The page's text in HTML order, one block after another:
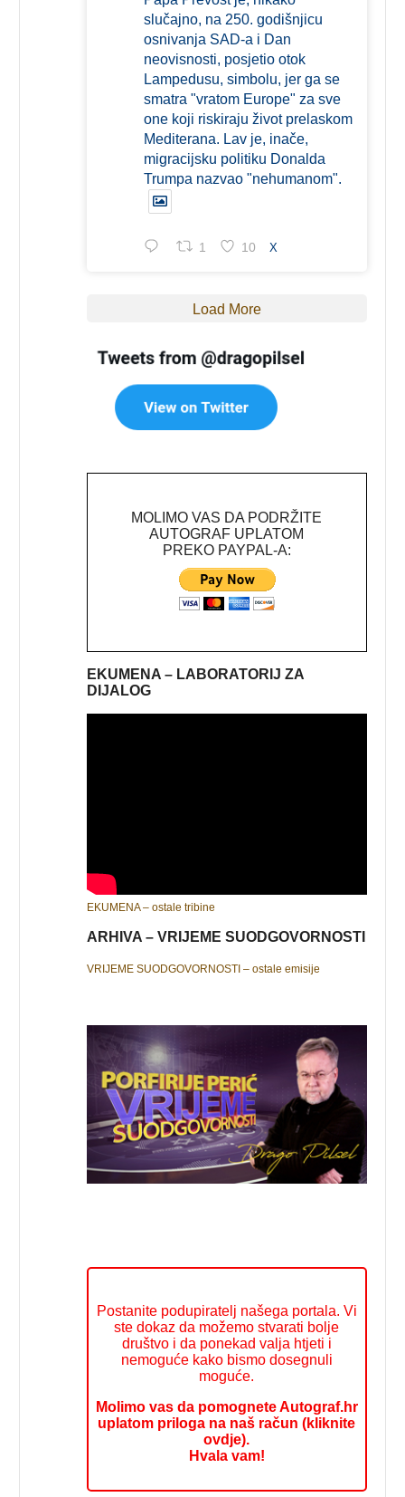
slučajno, na 250. godišnjicu
osnivanja SAD-a i Dan
neovisnosti, posjetio otok
Lampedusu, simbolu, jer ga se
smatra "vratom Europe" za sve
one koji riskiraju život prelaskom
Mediterana. Lav je, inače,
migracijsku politiku Donalda
Trumpa nazvao "nehumanom".
1 10 X
Load More
MOLIMO VAS DA PODRŽITE
AUTOGRAF UPLATOM
PREKO PAYPAL-A:
EKUMENA – LABORATORIJ ZA
DIJALOG
EKUMENA – ostale tribine
ARHIVA – VRIJEME SUODGOVORNOSTI
VRIJEME SUODGOVORNOSTI – ostale emisije
Postanite podupiratelj našega portala. Vi
ste dokaz da možemo stvarati bolje
društvo i da ponekad valja htjeti i
nemoguće kako bismo dosegnuli
moguće.
Molimo vas da pomognete Autograf.hr
uplatom priloga na naš račun (kliknite
ovdje).
Hvala vam!